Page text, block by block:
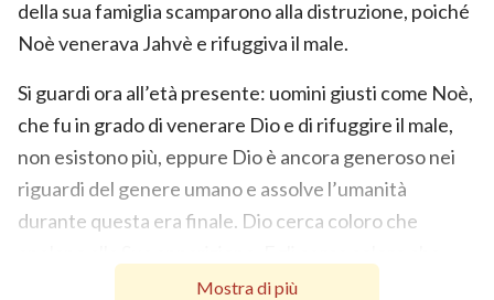
della sua famiglia scamparono alla distruzione, poiché
Noè venerava Jahvè e rifuggiva il male.
Si guardi ora all’età presente: uomini giusti come Noè,
che fu in grado di venerare Dio e di rifuggire il male,
non esistono più, eppure Dio è ancora generoso nei
riguardi del genere umano e assolve l’umanità
durante questa era finale. Dio cerca coloro che
sono in grado di prestare ascolto alle Sue parole, che
Mostra di più